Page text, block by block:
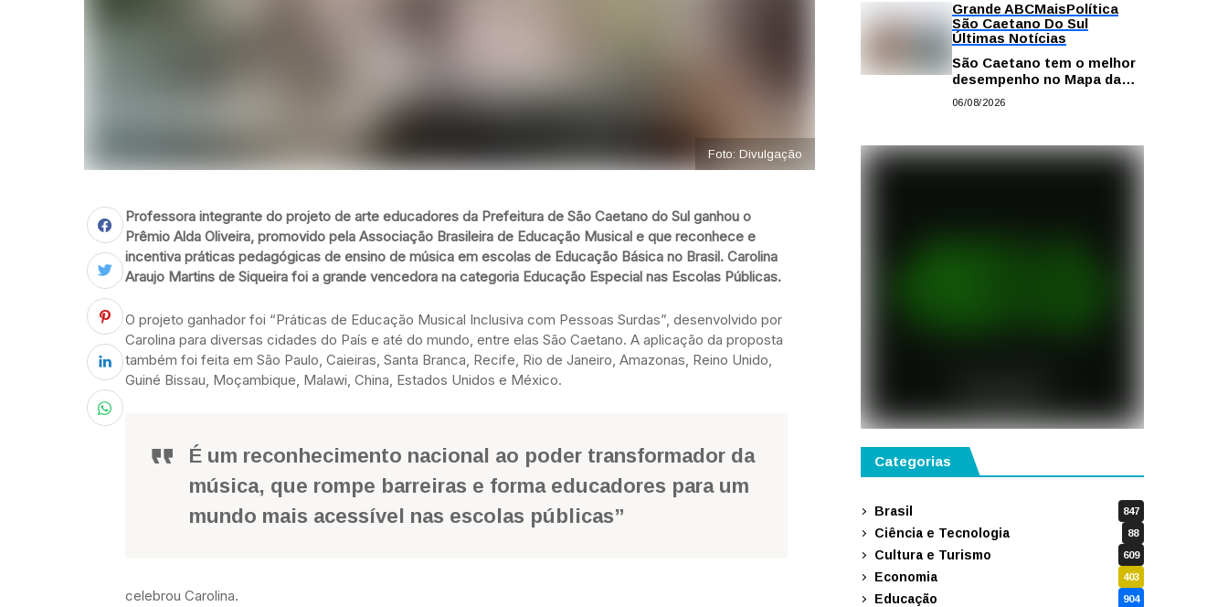
Foto: Divulgação
Professora integrante do projeto de arte educadores da Prefeitura de São Caetano do Sul ganhou o
Prêmio Alda Oliveira, promovido pela Associação Brasileira de Educação Musical e que reconhece e
incentiva práticas pedagógicas de ensino de música em escolas de Educação Básica no Brasil. Carolina
Araujo Martins de Siqueira foi a grande vencedora na categoria Educação Especial nas Escolas Públicas.
O projeto ganhador foi “Práticas de Educação Musical Inclusiva com Pessoas Surdas”, desenvolvido por
Carolina para diversas cidades do País e até do mundo, entre elas São Caetano. A aplicação da proposta
também foi feita em São Paulo, Caieiras, Santa Branca, Recife, Rio de Janeiro, Amazonas, Reino Unido,
Guiné Bissau, Moçambique, Malawi, China, Estados Unidos e México.
É um reconhecimento nacional ao poder transformador da
música, que rompe barreiras e forma educadores para um
mundo mais acessível nas escolas públicas”
celebrou Carolina.
Grande ABCMaisPolítica
São Caetano Do Sul
Últimas Notícias
São Caetano tem o melhor
desempenho no Mapa da
Desigualdade da Grande SP
06/08/2026
Categorias
Brasil 847
Ciência e Tecnologia 88
Cultura e Turismo 609
Economia 403
Educação 904